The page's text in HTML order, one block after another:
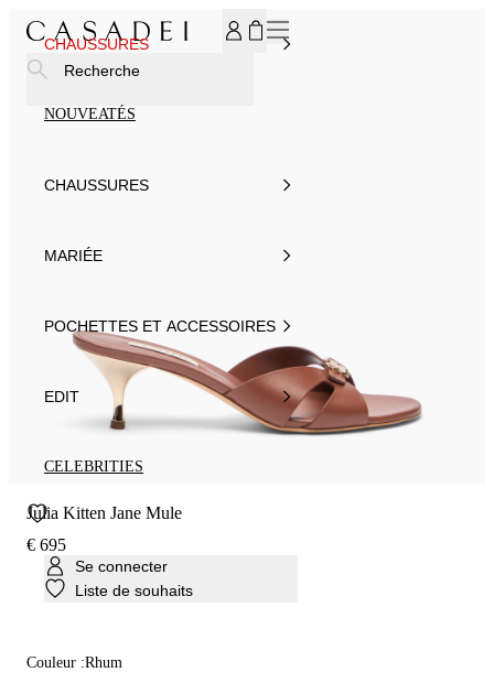
CHAUSSURES
NOUVEATÉS
CHAUSSURES
MARIÉE
POCHETTES ET ACCESSOIRES
EDIT
CELEBRITIES
Se connecter
Liste de souhaits
Recherche
Julia Kitten Jane Mule
€ 695
Couleur :Rhum